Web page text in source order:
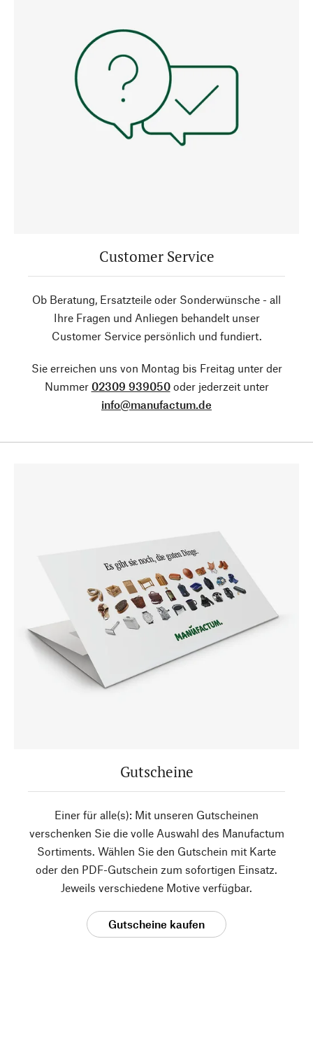
Customer Service
Ob Beratung, Ersatzteile oder Sonderwünsche - all
Ihre Fragen und Anliegen behandelt unser
Customer Service persönlich und fundiert.
Sie erreichen uns von Montag bis Freitag unter der
Nummer 02309 939050oder jederzeit unter
info@manufactum.de
Gutscheine
Einer für alle(s): Mit unseren Gutscheinen
verschenken Sie die volle Auswahl des Manufactum
Sortiments. Wählen Sie den Gutschein mit Karte
oder den PDF-Gutschein zum sofortigen Einsatz.
Jeweils verschiedene Motive verfügbar.
Gutscheine kaufen